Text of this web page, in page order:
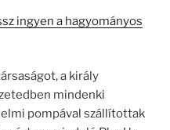
ingyen a hagyományos
a király
mindenki
pompával szállítottak